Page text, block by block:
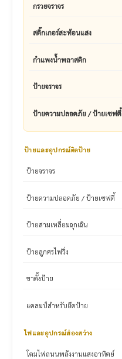
กรวยจราจร
สติ๊กเกอร์สะท้อนแสง
กำแพงน้ำพลาสติก
ป้ายจราจร
ป้ายความปลอดภัย / ป้ายเซฟตี้
ป้ายและอุปกรณ์ติดป้าย
ป้ายจราจร
ป้ายความปลอดภัย / ป้ายเซฟตี้
ป้ายสามเหลี่ยมฉุกเฉิน
ป้ายลูกศรไฟวิ่ง
ขาตั้งป้าย
แคลมป์สำหรับยึดป้าย
ไฟและอุปกรณ์ส่องสว่าง
โคมไฟถนนพลังงานแสงอาทิตย์